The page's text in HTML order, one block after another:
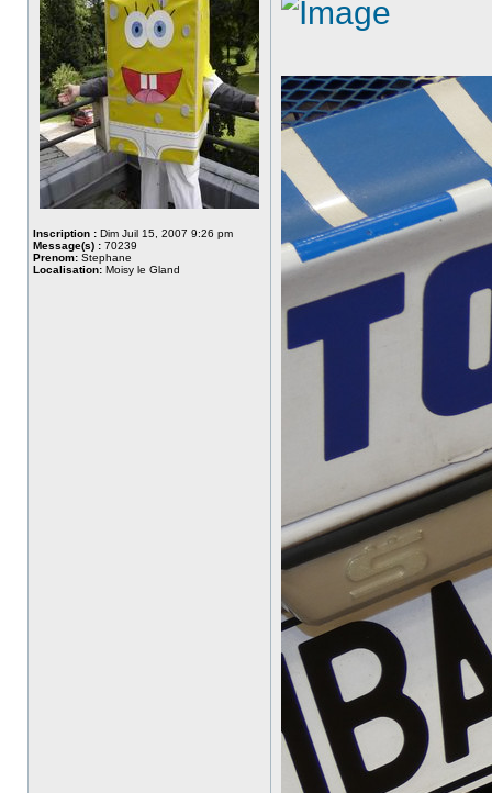
Inscription : Dim Juil 15, 2007 9:26 pm
Message(s) : 70239
Prenom: Stephane
Localisation: Moisy le Gland